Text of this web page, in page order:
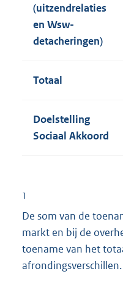
(uitzendrelaties
en Wsw-
detacheringen)
Totaal
Doelstelling
Sociaal Akkoord
1
De som van de
markt en bij de
toename van het
afrondingsverschillen.